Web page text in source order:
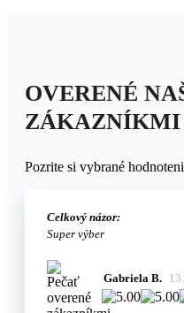
OVERENÉ
ZÁKAZNÍKMI
Pozrite si vybrané
Celkový názor:
Super výber
Gabriela B.